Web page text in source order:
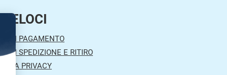
VELOCI
DI PAGAMENTO
DI SPEDIZIONE E RITIRO
PRIVACY